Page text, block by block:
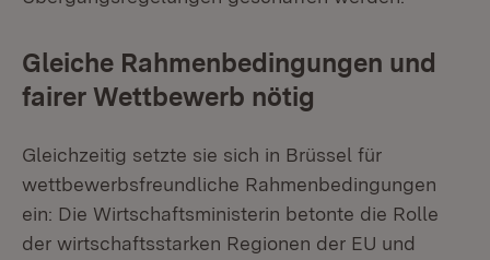
Gleiche Rahmenbedingungen und
fairer Wettbewerb nötig
Gleichzeitig setzte sie sich in Brüssel für
wettbewerbsfreundliche Rahmenbedingungen
ein: Die Wirtschaftsministerin betonte die Rolle
der wirtschaftsstarken Regionen der EU und